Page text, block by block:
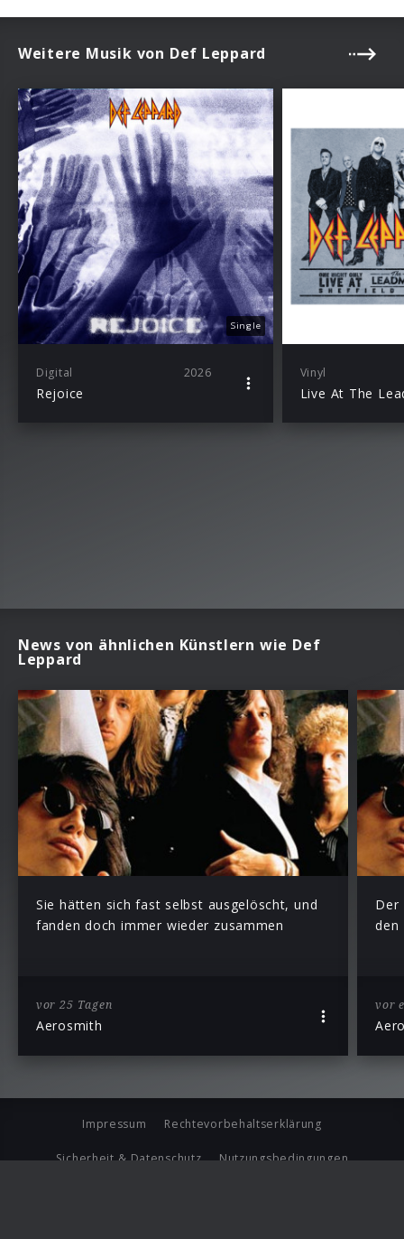
Weitere Musik von Def Leppard
Single
Digital 2026
Rejoice
Vinyl
Live At The
News von ähnlichen Künstlern wie Def
Leppard
Sie hätten sich fast selbst ausgelöscht, und
fanden doch immer wieder zusammen
vor 25 Tagen
Aerosmith
Der
den
vor
Impressum Rechtevorbehaltserklärung
Sicherheit & Datenschutz Nutzungsbedingungen